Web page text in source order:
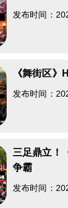
发布时间：
《舞街区
发布时间：
三足鼎立！
争霸
发布时间：